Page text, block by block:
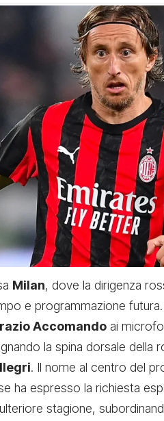
Milan, dove la dirigenza
e programmazione
Accomando ai
la spina dorsale della
. Il nome al centro del
ha espresso la richiesta
stagione,